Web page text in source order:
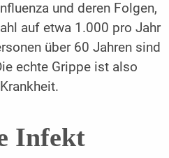
und deren Folgen,
auf etwa 1.000 pro Jahr
über 60 Jahren sind
echte Grippe ist also
Infekt